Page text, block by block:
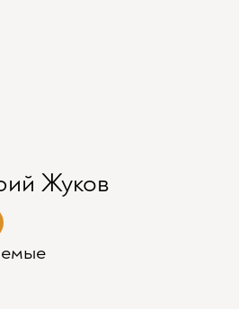
Жуков